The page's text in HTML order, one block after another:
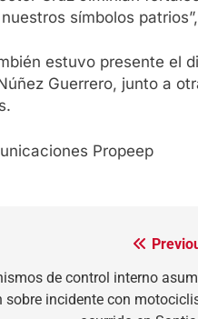
símbolos
estuvo presente el
Guerrero, junto a
Propeep
de control interno
sobre incidente con